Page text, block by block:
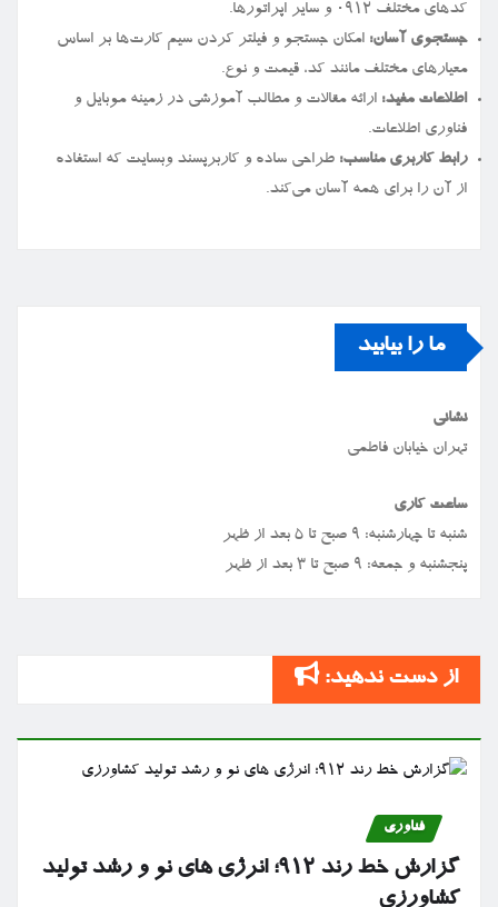
کدهای مختلف ۰۹۱۲ و سایر اپراتورها.
جستجوی آسان: امکان جستجو و فیلتر کردن سیم کارت‌ها بر اساس
معیارهای مختلف مانند کد، قیمت و نوع.
اطلاعات مفید: ارائه مقالات و مطالب آموزشی در زمینه موبایل و
فناوری اطلاعات.
رابط کاربری مناسب: طراحی ساده و کاربرپسند وبسایت که استفاده
از آن را برای همه آسان می‌کند.
ما را بیابید
نشانی
تهران خیابان فاطمی
ساعت کاری
شنبه تا چهارشنبه: ۹ صبح تا ۵ بعد از ظهر
پنجشنبه و جمعه: ۹ صبح تا ۳ بعد از ظهر
از دست ندهید:
فناوری
گزارش خط رند ۹۱۲؛ انرژی های نو و رشد تولید
کشاورزی